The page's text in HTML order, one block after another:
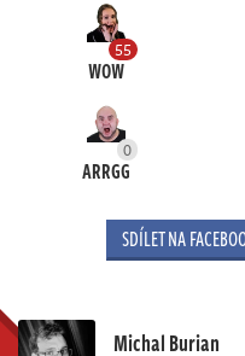
55
WOW
0
ARRGG
SDÍLET NA
Michal Burian